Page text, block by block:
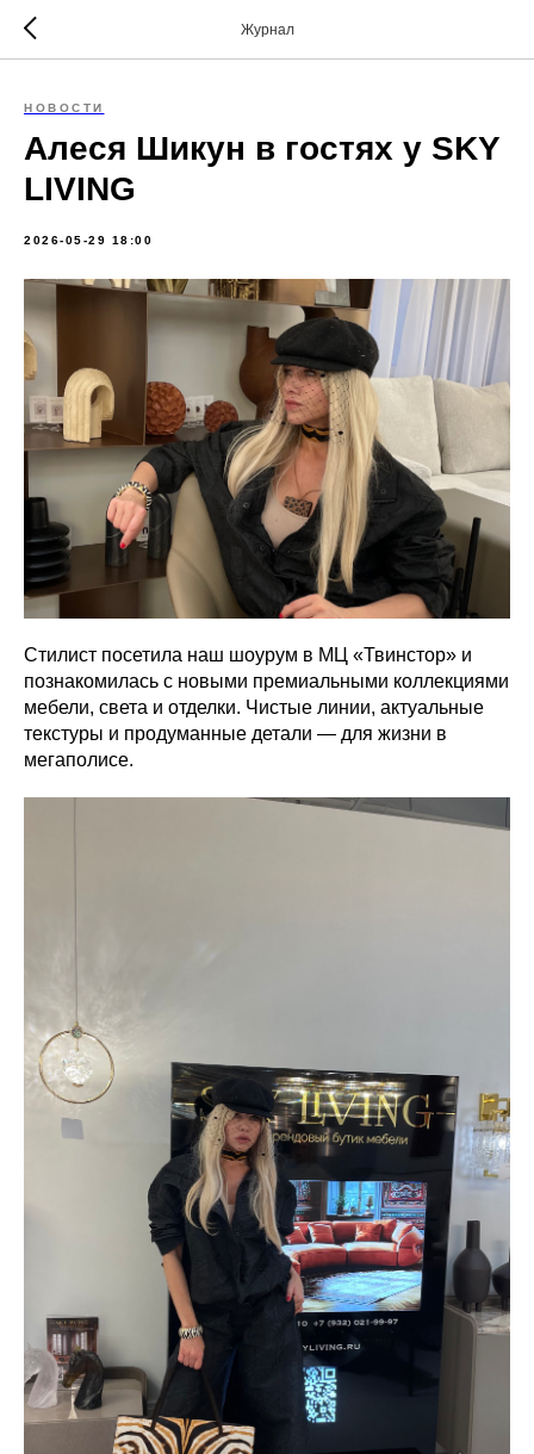
Журнал
НОВОСТИ
Алеся Шикун в гостях у SKY
LIVING
2026-05-29 18:00
Стилист посетила наш шоурум в МЦ «Твинстор» и
познакомилась с новыми премиальными коллекциями
мебели, света и отделки. Чистые линии, актуальные
текстуры и продуманные детали — для жизни в
мегаполисе.